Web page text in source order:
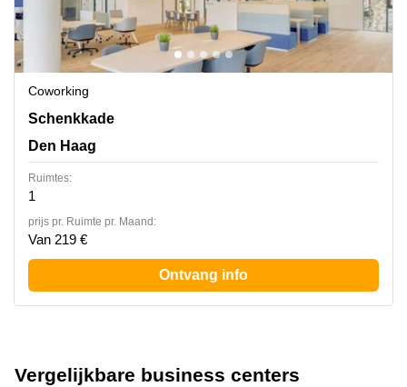
Coworking
Schenkkade 50, Den Haag
Schenkkade
Den Haag
Ruimtes:
1
prijs pr. Ruimte pr. Maand:
Van 219 €
Ontvang info
Vergelijkbare business centers